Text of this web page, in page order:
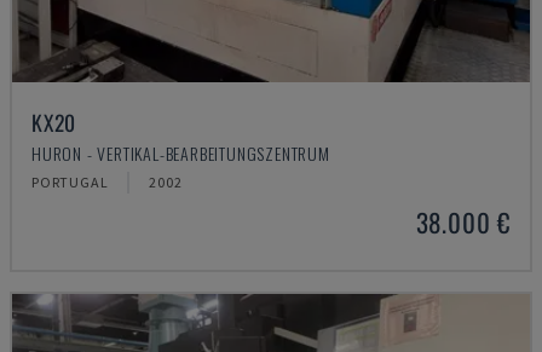
KX20
HURON - VERTIKAL-BEARBEITUNGSZENTRUM
PORTUGAL 2002
38.000 €